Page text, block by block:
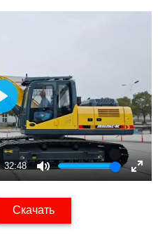
32:48
Mute
Play
Скачать